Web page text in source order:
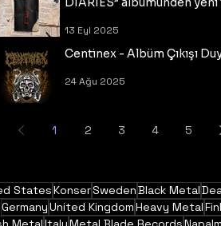
13 Eyl 2025
Centinex - Albüm Çıkışı
24 Ağu 2025
1 2 3 4 5
StatesKonserSwedenBlack Metal
GermanyUnited KingdomHeavy Metal